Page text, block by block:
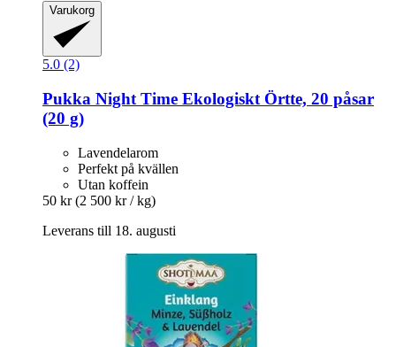
Varukorg
5.0 (2)
Pukka Night Time Ekologiskt Örtte, 20 påsar
(20 g)
Lavendelarom
Perfekt på kvällen
Utan koffein
50 kr (2 500 kr / kg)
Leverans till 18. augusti